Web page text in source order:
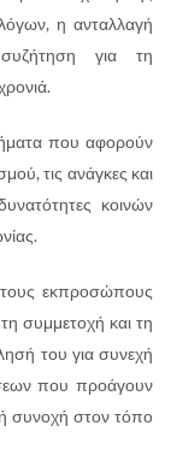
η ανταλλαγή
για τη
που αφορούν
τις ανάγκες και
κοινών
εκπροσώπους
συμμετοχή και τη
του για συνεχή
που προάγουν
συνοχή στον τόπο